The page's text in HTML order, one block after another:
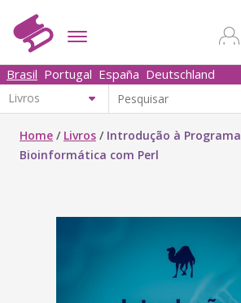
Brasil Portugal España Deutschland
Home / Livros / Introdução à
Bioinformática com Perl